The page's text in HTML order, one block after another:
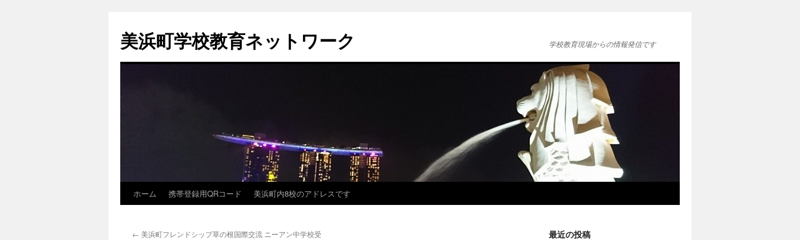
テ
ン
美浜町学校教育ネットワーク 学校教育現場からの情報発信です
ホーム 携帯登録用QRコード 美浜町内8校のアドレスです
← 美浜町フレンドシップ草の根国際交流 ニーアン中学校受
最近の投稿